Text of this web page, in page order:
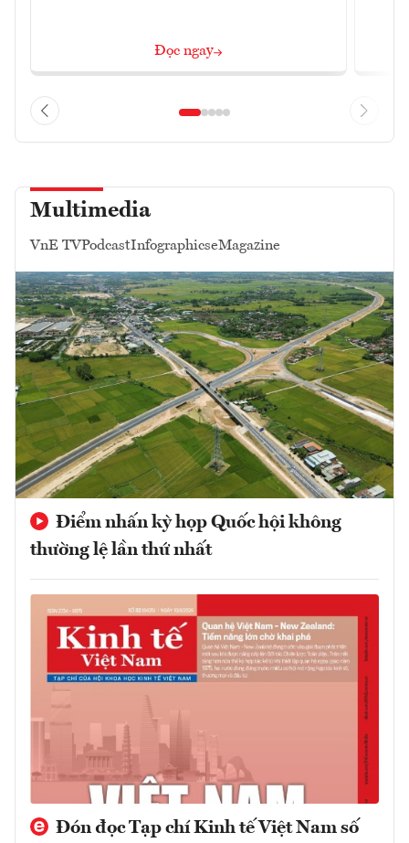
Đọc ngay
Multimedia
VnE TVPodcastInfographicseMagazine
Điểm nhấn kỳ họp Quốc hội không
thường lệ lần thứ nhất
Đón đọc Tạp chí Kinh tế Việt Nam số